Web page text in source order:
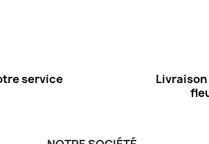
service
Livraison